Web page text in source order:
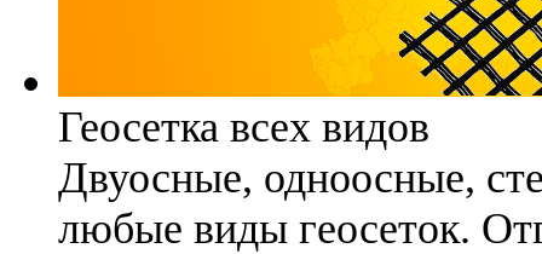
Геосетка всех видов
Двуосные, одноосные,
любые виды геосеток.